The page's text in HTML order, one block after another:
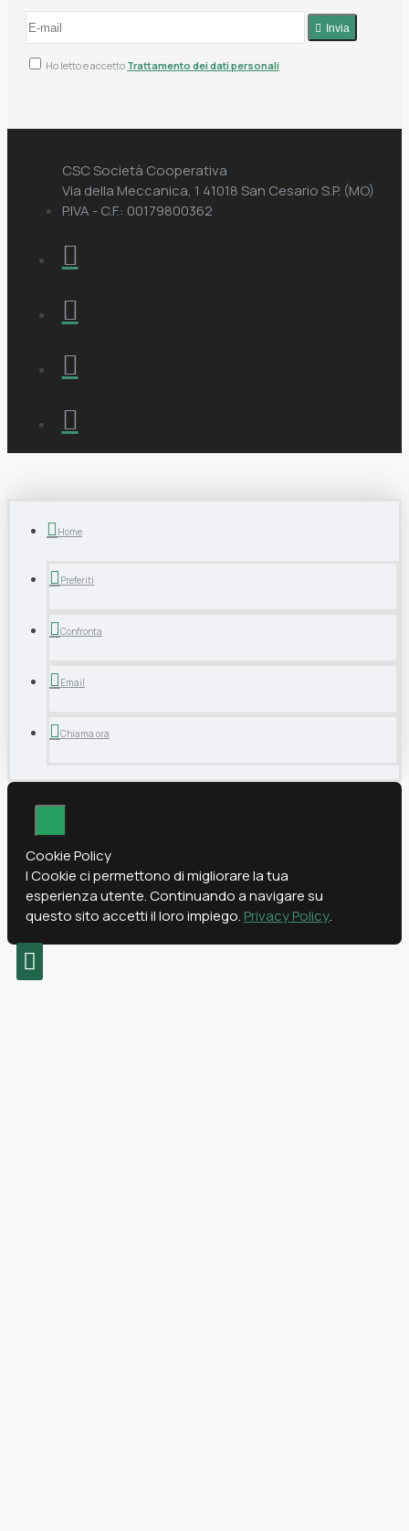
Invia
Ho letto e accetto Trattamento dei dati personali
CSC Società Cooperativa
Via della Meccanica, 1 41018 San Cesario S.P. (MO)
P.IVA - C.F.: 00179800362
Home
Preferiti
Confronta
Email
Chiama ora
Cookie Policy
I Cookie ci permettono di migliorare la tua
esperienza utente. Continuando a navigare su
questo sito accetti il loro impiego. Privacy Policy.